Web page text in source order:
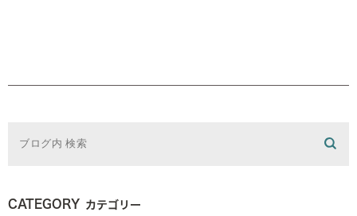
CATEGORY カテゴリー